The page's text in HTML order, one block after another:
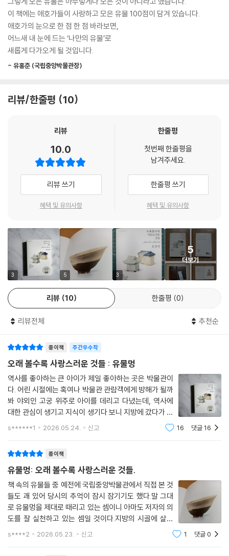
을 그대로 담고 있는 이모티콘을 바라보는 느낌이 들기도 하지요.
- 큐레이터와의 만남: 무심한 아름다움, 〈기와〉
“좋은 것을 사게 되면 머리맡에 놓고 자다가 한밤중에 일어나 불빛에 비추
어 보곤 했는데 보통 보름가량은 흥분으로 잠을 설치곤 했다.”
“고요한 정신으로 도자기를 한참 쳐다보게 되면 존경하는 마음마저 생기
다. 바로 평생 모은 2만 3,000여 점의 작품을 국립중앙박물관에 기증한
출된 한국의 문화유산을 모으는 일에 전력을 다한 것으로 알려져 있습니
“하루하루 살아가는 일상에 한국적인 정체성이 스며들 때 문화적인 경쟁
력이 생긴다.” 늘 마주하는 문화의 힘을 강조했던 그의 말처럼, 특별전에서
도 책가도는 그의 다양한 취향과 관심사를 들여다보는 매개로서 큰 주목을
--- 본문 중에서
밀당 끝판왕 애기구덕, 과즙이 톡 터지는 복숭아 연적까지
“어, 나 이런 거 좋아하네?”
국립중앙박물관 관람객 수 세계 3위(2026), 〈케데헌〉 넷플릭스 영화 1위
보는 사람들의 이야기를 전한다. 문구 덕후는 개구리 연적 주인과의 만남
읽어낸다. 오랜 시간 사찰의 법고(북)를 떠받친 법고대를 향해 “사람들이
북에만 관심을 가져도 괜찮았어?” 하고 말을 건네는 순간, 유물은 유리창
누군가 아끼던 것들,
이제는 우리의 취향이 되다
오래도록 곁에 두고 아껴온 물건들…. 박물관에 오면 그것은 유물이 되지
만, 이 책은 그 물건이 품고 있던 마음까지 함께 들여다본다. “누가 기증한
물건이겠지”라고 지나치던 것이 “정말 사랑받았던 것이구나”로 바뀌는
수집가의 손을 떠난 유물은 박물관에서 더 넓은 세상과 만난다. 그리고 오
늘의 우리들이 그 옛 물건들에 자기만의 애정을 발견하는 순간, 유물은 다
시 새로운 이야기를 얻는다. 과거의 유물이 현재의 취향과 만나는 일. 『유
물멍』 “애착 유물 편”은 사랑해서 곁에 두었고, 사랑해서 떠나보낸 것들이
오늘의 취향과 만나는 순간들을 담은 책이다.
이 책에는 애호가들이 사랑하고 모은 유물 100점이 담겨 있습니다.
애호가의 눈으로 한 점 한 점 바라보면,
어느새 내 눈에 드는 ‘나만의 유물’로
새롭게 다가오게 될 것입니다.
- 유홍준 (국립중앙박물관장)
리뷰/한줄평 10
리뷰
10.0
리뷰 쓰기
혜택 및 유의사항
한줄평
첫번째 한줄평을
남겨주세요.
한줄평 쓰기
혜택 및 유의사항
3 5 3
5
더보기
리뷰 10 한줄평 0
리뷰전체 추천순
종이책 주간우수작
오래 볼수록 사랑스러운 것들 : 유물멍
역사를 좋아하는 큰 아이가 제일 좋아하는 곳은 박물관이
다. 어린 시절에는 혹여나 박물관 관람객에게 방해가 될까
봐 야외인 고궁 위주로 아이를 데리고 다녔는데, 역사에
대한 관심이 생기고 지식이 생기다 보니 지방에 갔다가 올
라오는 길에도 근처 유적지를 돌아본다. 이번 주말에 가족
행사로 지방에 내려갔다가 하루 여유가 생겨서 선택한 곳
s******1 2026.05.24. 신고 16 댓글16
종이책
유물멍: 오래 볼수록 사랑스러운 것들.
책 속의 유물들 중 예전에 국립중앙박물관에서 직접 본 것
들도 괘 있어 당시의 추억이 잠시 잠기기도 했다.말 그대
로 유물멍을 제대로 때리고 있는 셈이니 아마도 저자의 의
도를 잘 실천하고 있는 셈일 것이다.지방의 시골에 살고
있으니 서울에 있는 국립 중앙 박물관에 가는 것은 그리
s****2 2026.05.23. 신고 1 댓글0